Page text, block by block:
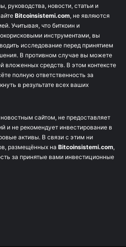
руководства, новости, статьи и
Bitcoinsistemi.com, не являются
Учитывая, что биткоин и
инструментами, вы
исследование перед принятием
В противном случае вы можете
вложенных средств. В этом контексте
полную ответственность за
в результате всех ваших
сайтом, не предоставляет
и не рекомендует инвестирование в
активы. В связи с этим ни
размещённых на Bitcoinsistemi.com,
за принятые вами инвестиционные